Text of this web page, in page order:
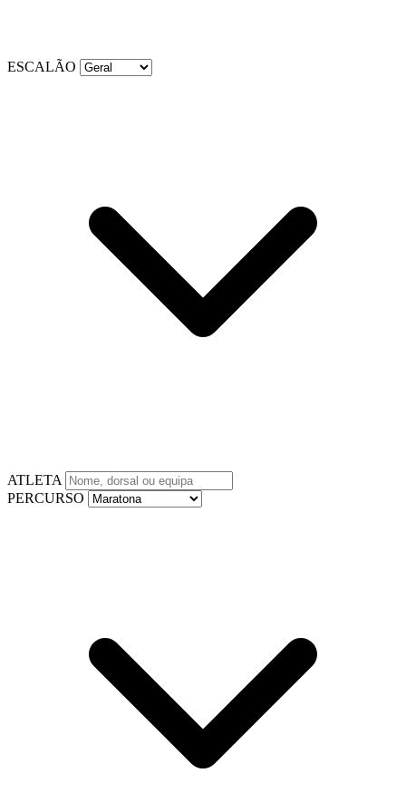
ESCALÃO
ATLETA
PERCURSO